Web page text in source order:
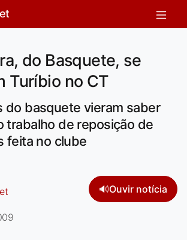
do Basquete, se
Turíbio no CT
do basquete vieram saber
trabalho de reposição de
feita no clube
🔊Ouvir notícia